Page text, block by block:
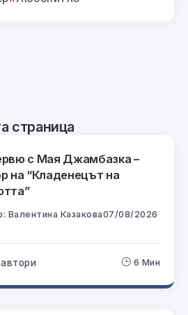
страница
с Мая Джамбазка –
на “Кладенецът на
Валентина Казакова07/08/2026
6 Мин